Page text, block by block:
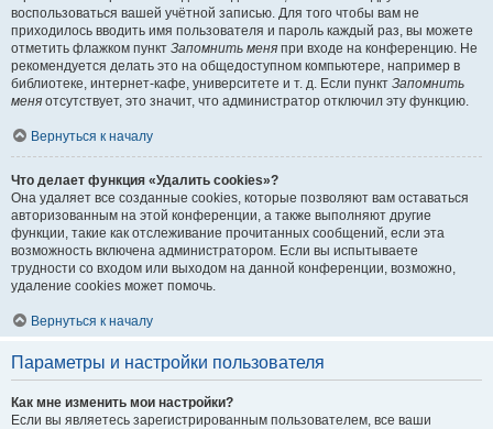
воспользоваться вашей учётной записью. Для того чтобы вам не
приходилось вводить имя пользователя и пароль каждый раз, вы можете
отметить флажком пункт Запомнить меня при входе на конференцию. Не
рекомендуется делать это на общедоступном компьютере, например в
библиотеке, интернет-кафе, университете и т. д. Если пункт Запомнить
меня отсутствует, это значит, что администратор отключил эту функцию.
Вернуться к началу
Что делает функция «Удалить cookies»?
Она удаляет все созданные cookies, которые позволяют вам оставаться
авторизованным на этой конференции, а также выполняют другие
функции, такие как отслеживание прочитанных сообщений, если эта
возможность включена администратором. Если вы испытываете
трудности со входом или выходом на данной конференции, возможно,
удаление cookies может помочь.
Вернуться к началу
Параметры и настройки пользователя
Как мне изменить мои настройки?
Если вы являетесь зарегистрированным пользователем, все ваши